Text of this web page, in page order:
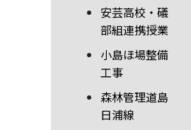
安芸高校・礒
部組連携授業
小島ほ場整備
工事
森林管理道島
日浦線